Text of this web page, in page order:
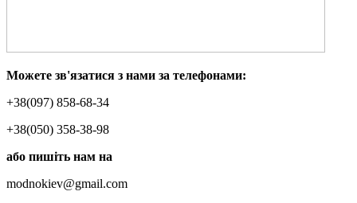
Можете зв'язатися з нами за телефонами:
+38(097) 858-68-34
+38(050) 358-38-98
або пишіть нам на
modnokiev@gmail.com